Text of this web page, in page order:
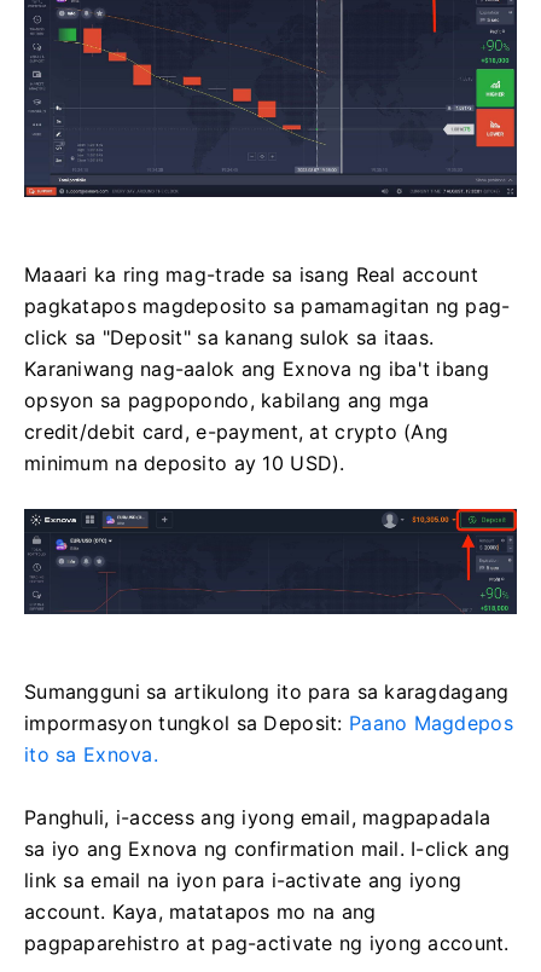
Maaari ka ring mag-trade sa isang Real account
pagkatapos magdeposito sa pamamagitan ng pag-
click sa "Deposit" sa kanang sulok sa itaas.
Karaniwang nag-aalok ang Exnova ng iba't ibang
opsyon sa pagpopondo, kabilang ang mga
credit/debit card, e-payment, at crypto (Ang
minimum na deposito ay 10 USD).
Sumangguni sa artikulong ito para sa karagdagang
impormasyon tungkol sa Deposit: Paano Magdepos
ito sa Exnova.
Panghuli, i-access ang iyong email, magpapadala
sa iyo ang Exnova ng confirmation mail. I-click ang
link sa email na iyon para i-activate ang iyong
account. Kaya, matatapos mo na ang
pagpaparehistro at pag-activate ng iyong account.